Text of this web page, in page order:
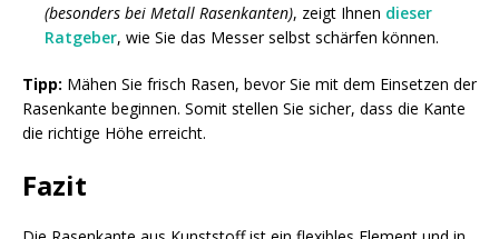
(besonders bei Metall Rasenkanten), zeigt Ihnen dieser
Ratgeber, wie Sie das Messer selbst schärfen können.
Tipp: Mähen Sie frisch Rasen, bevor Sie mit dem Einsetzen der
Rasenkante beginnen. Somit stellen Sie sicher, dass die Kante
die richtige Höhe erreicht.
Fazit